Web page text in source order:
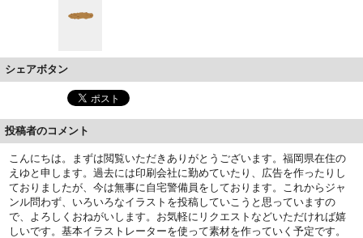
シェアボタン
投稿者のコメント
こんにちは。まずは閲覧いただきありがとうございます。福岡県在住の
えゆと申します。過去には印刷会社に勤めていたり、広告を作ったりし
ておりましたが、今は無事に自宅警備員をしております。これからジャ
ンル問わず、いろいろなイラストを投稿していこうと思っていますの
で、よろしくおねがいします。お気軽にリクエストなどいただければ嬉
しいです。基本イラストレーターを使って素材を作っていく予定です。